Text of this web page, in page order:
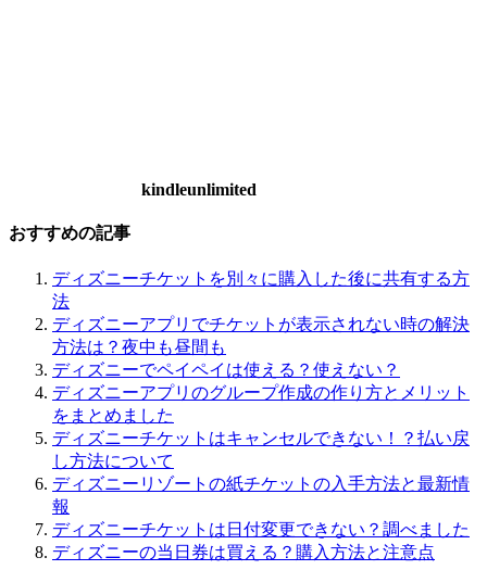
kindleunlimited
おすすめの記事
ディズニーチケットを別々に購入した後に共有する方
法
ディズニーアプリでチケットが表示されない時の解決
方法は？夜中も昼間も
ディズニーでペイペイは使える？使えない？
ディズニーアプリのグループ作成の作り方とメリット
をまとめました
ディズニーチケットはキャンセルできない！？払い戻
し方法について
ディズニーリゾートの紙チケットの入手方法と最新情
報
ディズニーチケットは日付変更できない？調べました
ディズニーの当日券は買える？購入方法と注意点